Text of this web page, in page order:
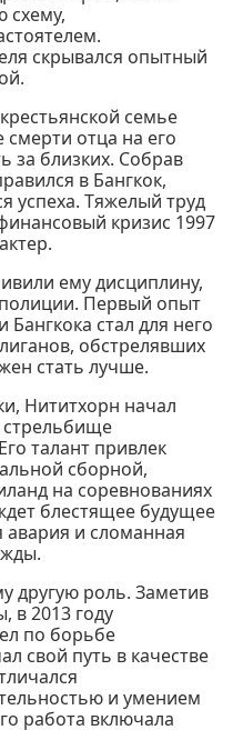
схему,
скрывался опытный
семье
отца на его
за близких. Собрав
в Бангкок,
успеха. Тяжелый труд
кризис 1997
ему дисциплину,
Первый опыт
стал для него
обстрелявших
стать лучше.
Нититхорн начал
стрельбище
талант привлек
сборной,
на соревнованиях
блестящее будущее
авария и сломанная
другую роль. Заметив
в 2013 году
по борьбе
свой путь в качестве
и умением
работа включала